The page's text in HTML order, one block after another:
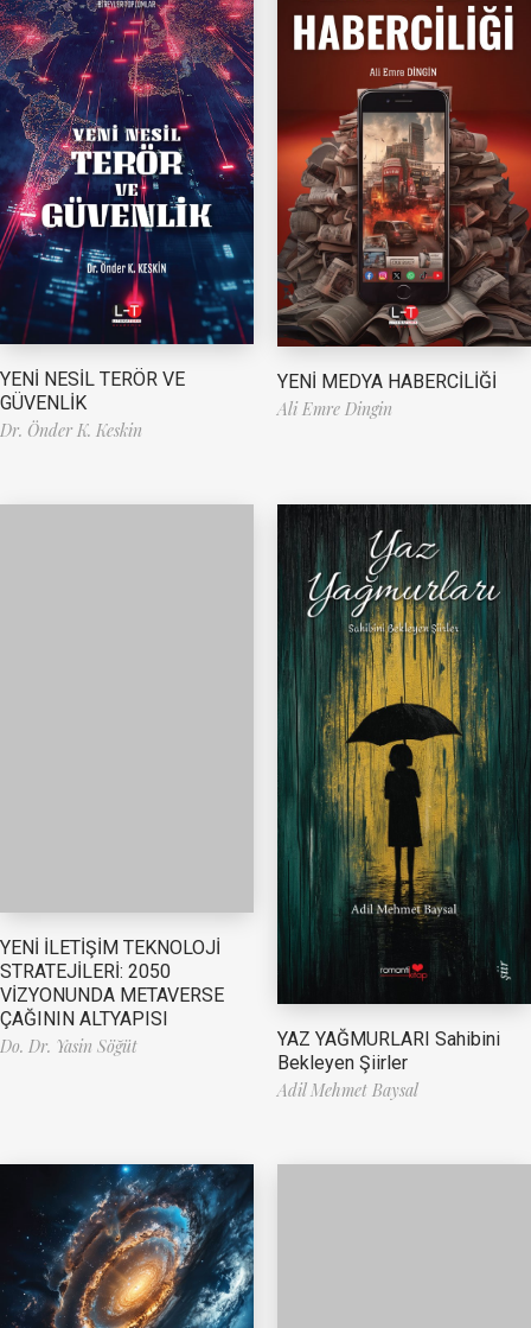
YENİ NESİL TERÖR VE
GÜVENLİK
Dr. Önder K. Keskin
YENİ MEDYA HABERCİLİĞİ
Ali Emre Dingin
YENİ İLETİŞİM TEKNOLOJİ
STRATEJİLERİ: 2050
VİZYONUNDA METAVERSE
ÇAĞININ ALTYAPISI
Do. Dr. Yasin Söğüt
YAZ YAĞMURLARI Sahibini
Bekleyen Şiirler
Adil Mehmet Baysal